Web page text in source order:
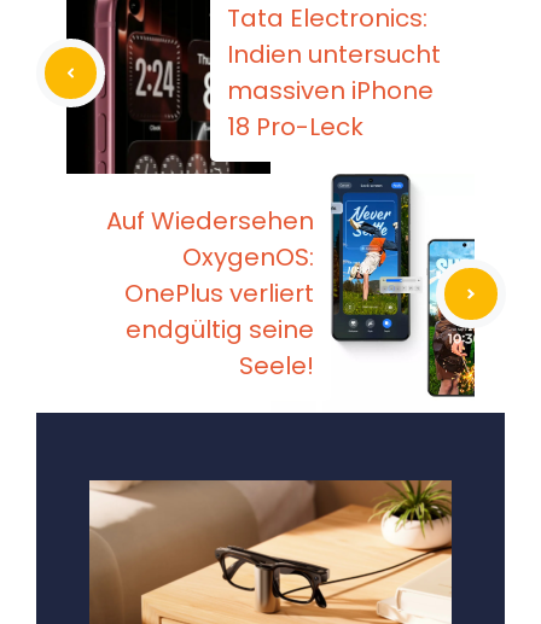
Tata Electronics:
Indien untersucht
massiven iPhone
18 Pro-Leck
Auf Wiedersehen
OxygenOS:
OnePlus verliert
endgültig seine
Seele!